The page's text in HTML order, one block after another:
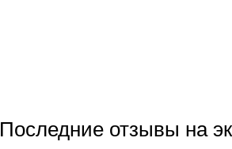
Последние отзывы на